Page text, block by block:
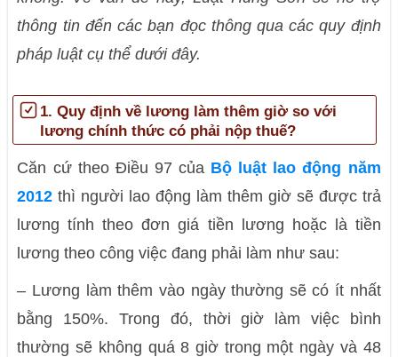
thông tin đến các bạn đọc thông qua các quy định
pháp luật cụ thể dưới đây.
1. Quy định về lương làm thêm giờ so với
lương chính thức có phải nộp thuế?
Căn cứ theo Điều 97 của Bộ luật lao động năm
2012 thì người lao động làm thêm giờ sẽ được trả
lương tính theo đơn giá tiền lương hoặc là tiền
lương theo công việc đang phải làm như sau:
– Lương làm thêm vào ngày thường sẽ có ít nhất
bằng 150%. Trong đó, thời giờ làm việc bình
thường sẽ không quá 8 giờ trong một ngày và 48